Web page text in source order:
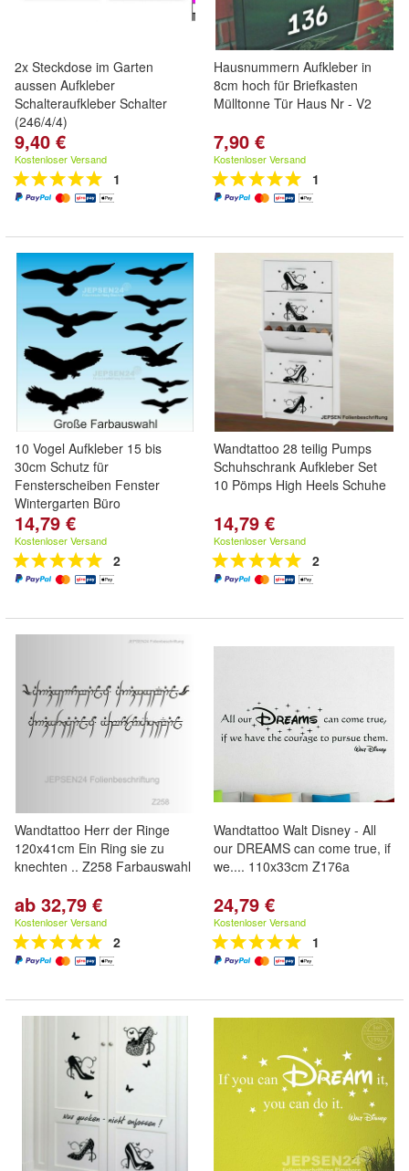
2x Steckdose im Garten
aussen Aufkleber
Schalteraufkleber Schalter
(246/4/4)
9,40 €
Kostenloser Versand
1
Hausnummern Aufkleber in
8cm hoch für Briefkasten
Mülltonne Tür Haus Nr - V2
7,90 €
Kostenloser Versand
1
10 Vogel Aufkleber 15 bis
30cm Schutz für
Fensterscheiben Fenster
Wintergarten Büro
14,79 €
Kostenloser Versand
2
Wandtattoo 28 teilig Pumps
Schuhschrank Aufkleber Set
10 Pömps High Heels Schuhe
14,79 €
Kostenloser Versand
2
Wandtattoo Herr der Ringe
120x41cm Ein Ring sie zu
knechten .. Z258 Farbauswahl
ab 32,79 €
Kostenloser Versand
2
Wandtattoo Walt Disney - All
our DREAMS can come true, if
we.... 110x33cm Z176a
24,79 €
Kostenloser Versand
1